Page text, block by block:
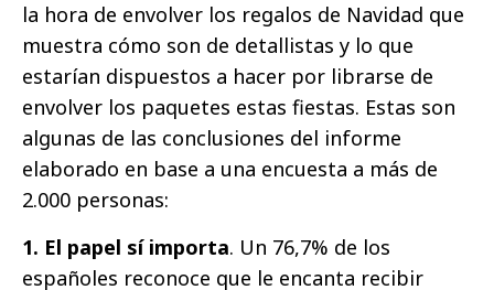
la hora de envolver los regalos de Navidad que
muestra cómo son de detallistas y lo que
estarían dispuestos a hacer por librarse de
envolver los paquetes estas fiestas. Estas son
algunas de las conclusiones del informe
elaborado en base a una encuesta a más de
2.000 personas:
1. El papel sí importa. Un 76,7% de los
españoles reconoce que le encanta recibir